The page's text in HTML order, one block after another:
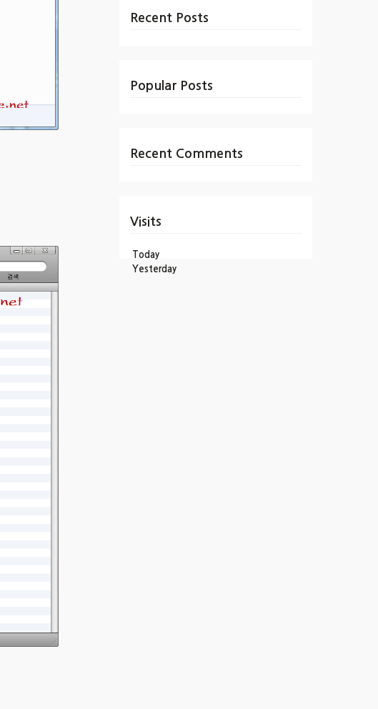
Recent Posts
Popular Posts
Recent Comments
Visits
Today
Yesterday